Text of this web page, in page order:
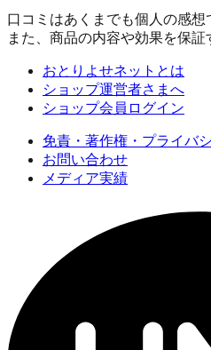
口コミはあくまでも個人の感想
また、商品の内容や効果を保証
おとりよせネットとは
ショップ運営者さまへ
ショップ会員ログイン
免責・著作権・プライバ
お問い合わせ
メディア実績